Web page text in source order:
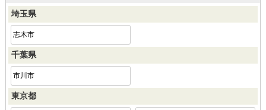
埼玉県
志木市
千葉県
市川市
東京都